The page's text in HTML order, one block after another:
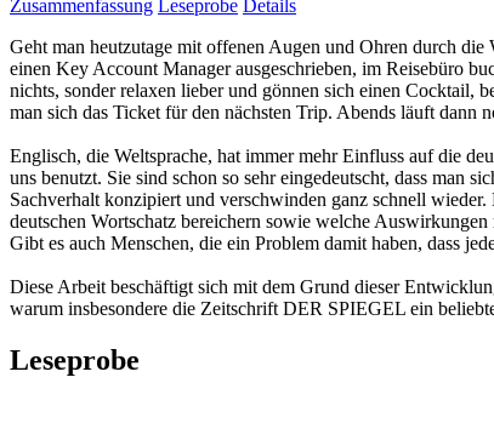
Zusammenfassung Leseprobe Details
Geht man heutzutage mit offenen Augen und Ohren durch die
einen Key Account Manager ausgeschrieben, im Reisebüro
nichts, sonder relaxen lieber und gönnen sich einen Cocktail,
man sich das Ticket für den nächsten Trip. Abends läuft
Englisch, die Weltsprache, hat immer mehr Einfluss auf die
uns benutzt. Sie sind schon so sehr eingedeutscht, dass man
Sachverhalt konzipiert und verschwinden ganz schnell
deutschen Wortschatz bereichern sowie welche
Gibt es auch Menschen, die ein Problem damit haben, dass
Diese Arbeit beschäftigt sich mit dem Grund dieser
warum insbesondere die Zeitschrift DER SPIEGEL ein
Leseprobe